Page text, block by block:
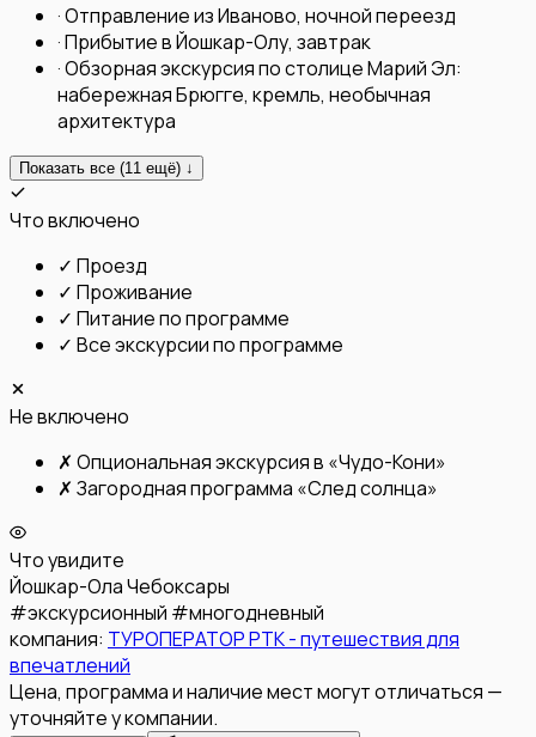
·Отправление из Иваново, ночной переезд
·Прибытие в Йошкар-Олу, завтрак
·Обзорная экскурсия по столице Марий Эл:
набережная Брюгге, кремль, необычная
архитектура
Показать все (11 ещё) ↓
Что включено
✓ Проезд
✓ Проживание
✓ Питание по программе
✓ Все экскурсии по программе
Не включено
✗ Опциональная экскурсия в «Чудо-Кони»
✗ Загородная программа «След солнца»
Что увидите
Йошкар-ОлаЧебоксары
#экскурсионный #многодневный
компания: ТУРОПЕРАТОР РТК - путешествия для
впечатлений
Цена, программа и наличие мест могут отличаться —
уточняйте у компании.